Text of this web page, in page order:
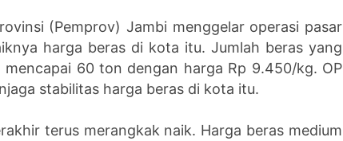
(Pemprov) Jambi menggelar operasi pasar
harga beras di kota itu. Jumlah beras yang
mencapai 60 ton dengan harga Rp 9.450/kg. OP
stabilitas harga beras di kota itu.
terus merangkak naik. Harga beras medium